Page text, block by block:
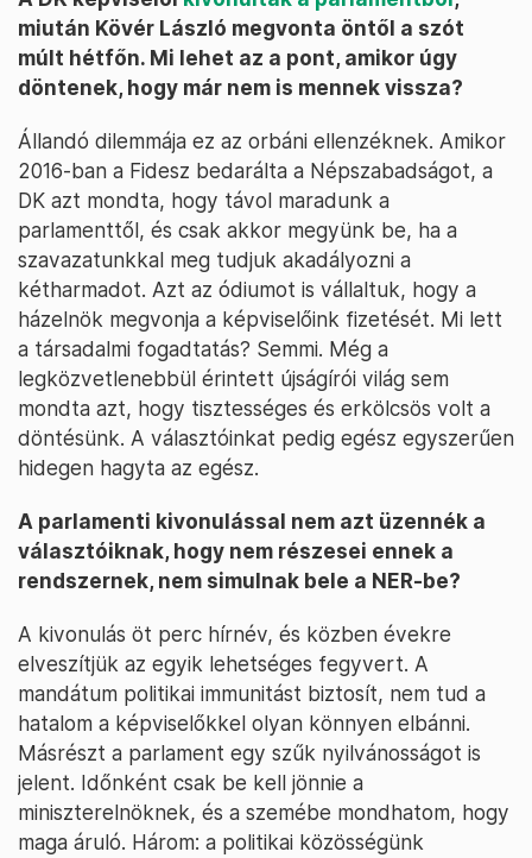
miután Kövér László megvonta öntől a szót
múlt hétfőn. Mi lehet az a pont, amikor úgy
döntenek, hogy már nem is mennek vissza?
Állandó dilemmája ez az orbáni ellenzéknek. Amikor
2016-ban a Fidesz bedarálta a Népszabadságot, a
DK azt mondta, hogy távol maradunk a
parlamenttől, és csak akkor megyünk be, ha a
szavazatunkkal meg tudjuk akadályozni a
kétharmadot. Azt az ódiumot is vállaltuk, hogy a
házelnök megvonja a képviselőink fizetését. Mi lett
a társadalmi fogadtatás? Semmi. Még a
legközvetlenebbül érintett újságírói világ sem
mondta azt, hogy tisztességes és erkölcsös volt a
döntésünk. A választóinkat pedig egész egyszerűen
hidegen hagyta az egész.
A parlamenti kivonulással nem azt üzennék a
választóiknak, hogy nem részesei ennek a
rendszernek, nem simulnak bele a NER-be?
A kivonulás öt perc hírnév, és közben évekre
elveszítjük az egyik lehetséges fegyvert. A
mandátum politikai immunitást biztosít, nem tud a
hatalom a képviselőkkel olyan könnyen elbánni.
Másrészt a parlament egy szűk nyilvánosságot is
jelent. Időnként csak be kell jönnie a
miniszterelnöknek, és a szemébe mondhatom, hogy
maga áruló. Három: a politikai közösségünk